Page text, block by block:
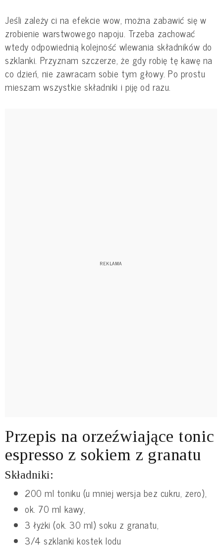
Jeśli zależy ci na efekcie wow, można zabawić się w
zrobienie warstwowego napoju. Trzeba zachować
wtedy odpowiednią kolejność wlewania składników do
szklanki. Przyznam szczerze, że gdy robię tę kawę na
co dzień, nie zawracam sobie tym głowy. Po prostu
mieszam wszystkie składniki i piję od razu.
Przepis na orzeźwiające tonic
espresso z sokiem z granatu
Składniki:
200 ml toniku (u mniej wersja bez cukru, zero),
ok. 70 ml kawy,
3 łyżki (ok. 30 ml) soku z granatu,
3/4 szklanki kostek lodu